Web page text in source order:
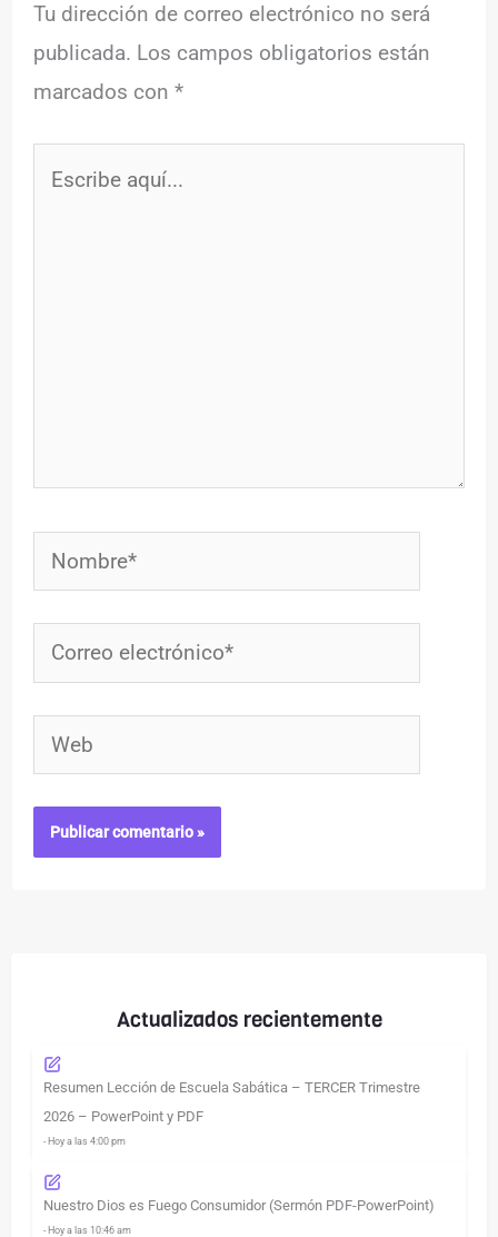
Actualizados recientemente
Resumen Lección de Escuela Sabática – TERCER Trimestre
2026 – PowerPoint y PDF
- Hoy a las 4:00 pm
Nuestro Dios es Fuego Consumidor (Sermón PDF-PowerPoint)
- Hoy a las 10:46 am
Tu dirección de correo electrónico no será
publicada. Los campos obligatorios están
marcados con*
Nombre*
Correo
electrónico*
Web